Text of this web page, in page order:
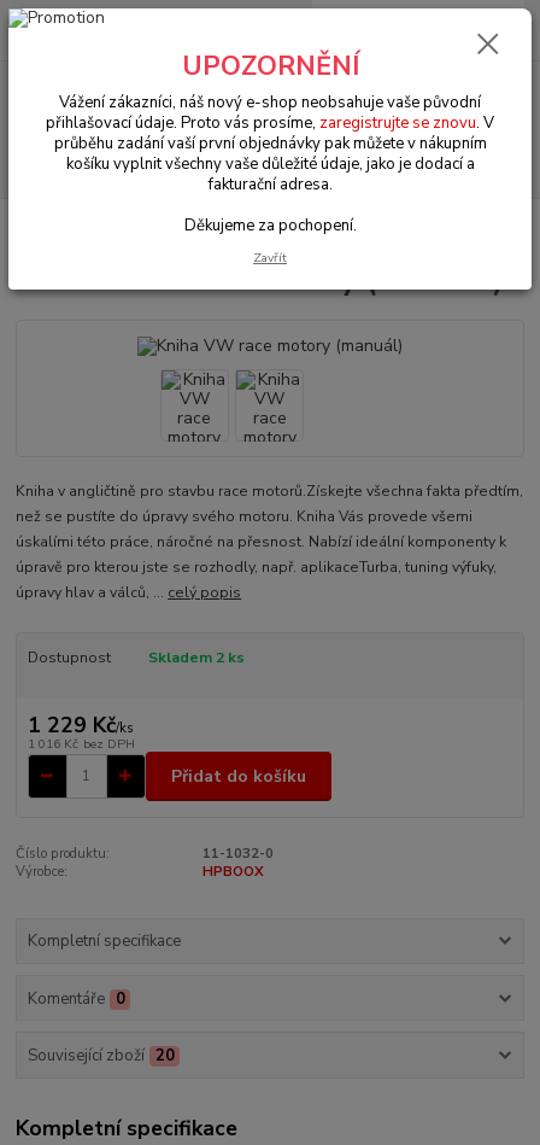
Menu
Hledat
+420 602 330 329
0 Kč
Literatura & manuály Kniha VW race motory (manuál)
Kniha VW race motory (manuál)
Kniha v angličtině pro stavbu race motorů.Získejte všechna fakta předtím,
než se pustíte do úpravy svého motoru. Kniha Vás provede všemi
úskalími této práce, náročné na přesnost. Nabízí ideální komponenty k
úpravě pro kterou jste se rozhodly, např. aplikaceTurba, tuning výfuky,
úpravy hlav a válců, ... celý popis
Dostupnost Skladem 2 ks
1 229 Kč/ks
1 016 Kč bez DPH
Přidat do košíku
Číslo produktu:
11-1032-0
Výrobce:
HPBOOX
Kompletní specifikace
Komentáře 0
Související zboží 20
Kompletní specifikace
UPOZORNĚNÍ
Vážení zákazníci, náš nový e-shop neobsahuje vaše původní
přihlašovací údaje. Proto vás prosíme, zaregistrujte se znovu. V
průběhu zadání vaší první objednávky pak můžete v nákupním
košíku vyplnit všechny vaše důležité údaje, jako je dodací a
fakturační adresa.
Děkujeme za pochopení.
Zavřít